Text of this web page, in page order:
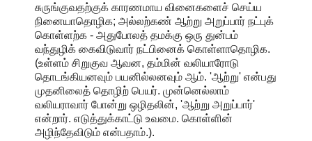
சுருங்குவதற்குக் காரணமாய வினைகளைச் செய்ய
நினையாதொழிக; அல்லற்கண் ஆற்று அறுப்பார் நட்புக்
கொள்ளற்க - அதுபோலத் தமக்கு ஒரு துன்பம்
வந்துழிக் கைவிடுவார் நட்பினைக் கொள்ளாதொழிக.
(உள்ளம் சிறுகுவ ஆவன, தம்மின் வலியாரோடு
தொடங்கியனவும் பயனில்லனவும் ஆம். 'ஆற்று' என்பது
முதனிலைத் தொழிற் பெயர். முன்னெல்லாம்
வலியராவார் போன்று ஒழிதலின், 'ஆற்று அறுப்பார்'
என்றார். எடுத்துக்காட்டு உவமை. கொள்ளின்
அழிந்தேவிடும் என்பதாம்.).